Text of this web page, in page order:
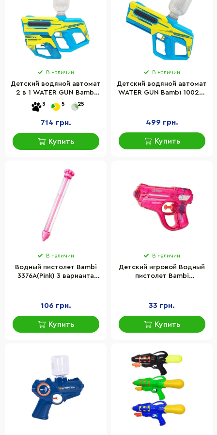
В наличии
Детский водяной автомат
2 в 1 WATER GUN Bambi
1001C, на аккумуляторе
3 5 25
714 грн.
Купить
В наличии
Детский водяной автомат
WATER GUN Bambi 1002C,
499 грн.
Купить
В наличии
Водный пистолет Bambi
3376A(Pink) 3 варианта
106 грн.
Купить
В наличии
Детский игровой Водный
пистолет Bambi
33 грн.
Купить